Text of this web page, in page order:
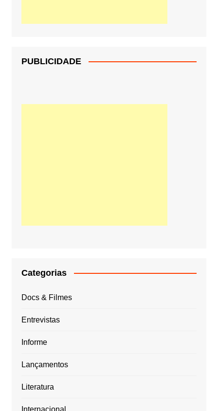
PUBLICIDADE
Categorias
Docs & Filmes
Entrevistas
Informe
Lançamentos
Literatura
Internacional